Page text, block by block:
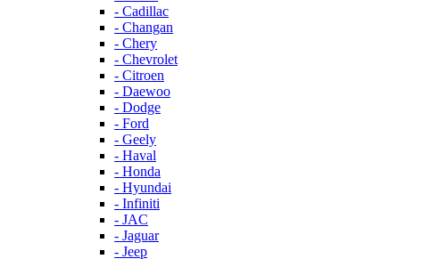
- Cadillac
- Changan
- Chery
- Chevrolet
- Citroen
- Daewoo
- Dodge
- Ford
- Geely
- Haval
- Honda
- Hyundai
- Infiniti
- JAC
- Jaguar
- Jeep